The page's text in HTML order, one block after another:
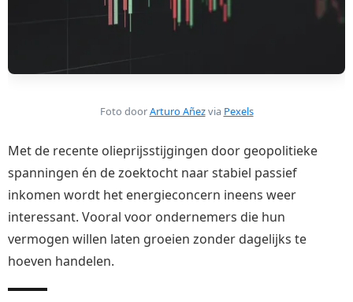
Foto doorArturo Añezvia Pexels
Met de recente olieprijsstijgingen door geopolitieke
spanningen én de zoektocht naar stabiel passief
inkomen wordt het energieconcern ineens weer
interessant. Vooral voor ondernemers die hun
vermogen willen laten groeien zonder dagelijks te
hoeven handelen.